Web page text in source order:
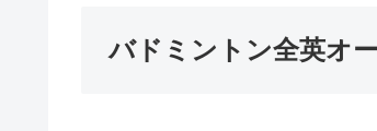
バドミントン全英オ